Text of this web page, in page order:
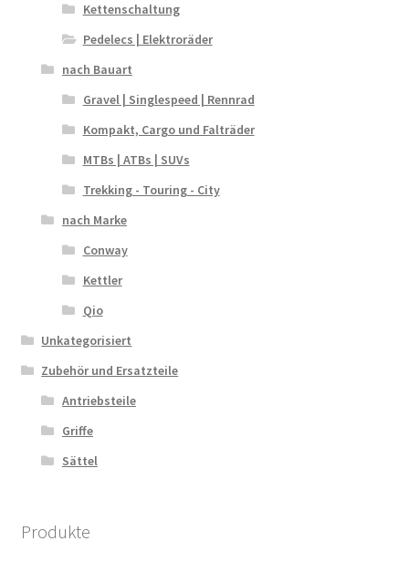
Kettenschaltung
Pedelecs | Elektroräder
nach Bauart
Gravel | Singlespeed | Rennrad
Kompakt, Cargo und Falträder
MTBs | ATBs | SUVs
Trekking - Touring - City
nach Marke
Conway
Kettler
Qio
Unkategorisiert
Zubehör und Ersatzteile
Antriebsteile
Griffe
Sättel
Produkte